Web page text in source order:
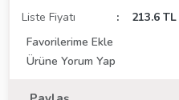
Liste Fiyatı
213.6 TL
Ürüne Yorum Yap